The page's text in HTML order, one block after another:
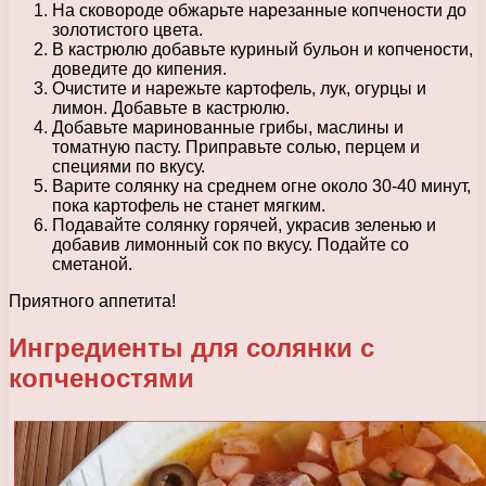
На сковороде обжарьте нарезанные копчености до
золотистого цвета.
В кастрюлю добавьте куриный бульон и копчености,
доведите до кипения.
Очистите и нарежьте картофель, лук, огурцы и
лимон. Добавьте в кастрюлю.
Добавьте маринованные грибы, маслины и
томатную пасту. Приправьте солью, перцем и
специями по вкусу.
Варите солянку на среднем огне около 30-40 минут,
пока картофель не станет мягким.
Подавайте солянку горячей, украсив зеленью и
добавив лимонный сок по вкусу. Подайте со
сметаной.
Приятного аппетита!
Ингредиенты для солянки с
копченостями